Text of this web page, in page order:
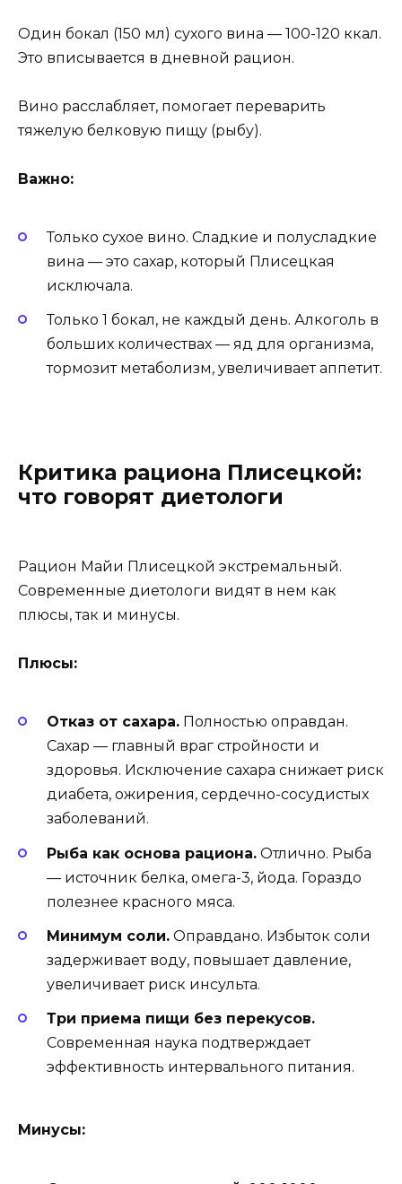
Один бокал (150 мл) сухого вина — 100-120 ккал.
Это вписывается в дневной рацион.
Вино расслабляет, помогает переварить
тяжелую белковую пищу (рыбу).
Важно:
Только сухое вино. Сладкие и полусладкие
вина — это сахар, который Плисецкая
исключала.
Только 1 бокал, не каждый день. Алкоголь в
больших количествах — яд для организма,
тормозит метаболизм, увеличивает аппетит.
Критика рациона Плисецкой:
что говорят диетологи
Рацион Майи Плисецкой экстремальный.
Современные диетологи видят в нем как
плюсы, так и минусы.
Плюсы:
Отказ от сахара. Полностью оправдан.
Сахар — главный враг стройности и
здоровья. Исключение сахара снижает риск
диабета, ожирения, сердечно-сосудистых
заболеваний.
Рыба как основа рациона. Отлично. Рыба
— источник белка, омега-3, йода. Гораздо
полезнее красного мяса.
Минимум соли. Оправдано. Избыток соли
задерживает воду, повышает давление,
увеличивает риск инсульта.
Три приема пищи без перекусов.
Современная наука подтверждает
эффективность интервального питания.
Минусы: